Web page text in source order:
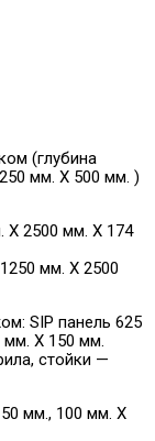
(глубина
мм. Х 500 мм. )
Х 2500 мм. Х 174
мм. Х 2500
SIP панель 625
мм. Х 150 мм.
стойки —
мм., 100 мм. Х